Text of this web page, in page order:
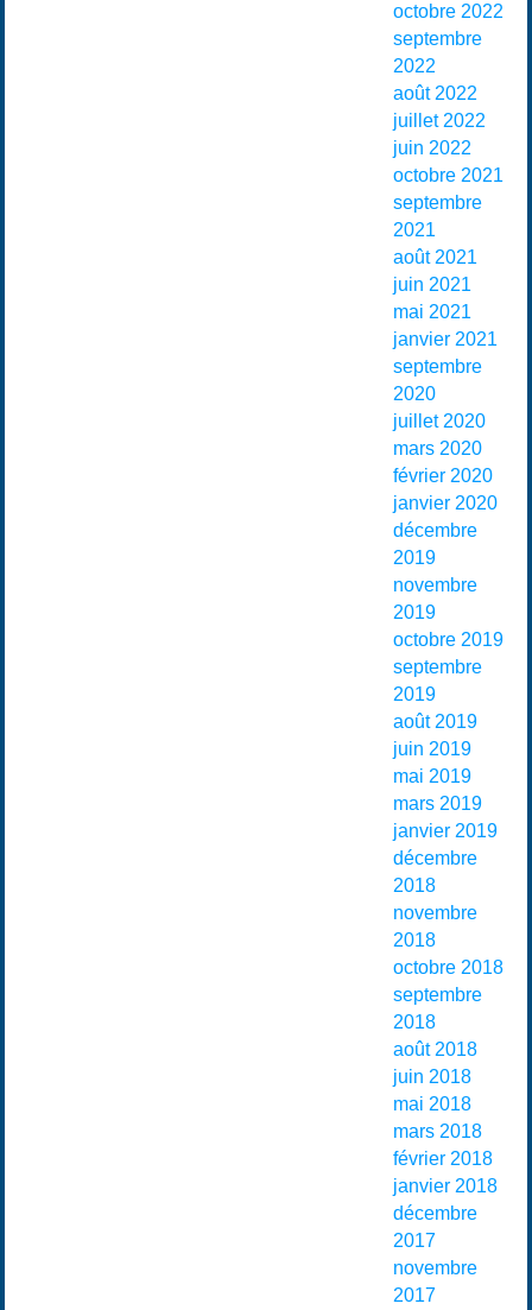
octobre 2022
septembre
2022
août 2022
juillet 2022
juin 2022
octobre 2021
septembre
2021
août 2021
juin 2021
mai 2021
janvier 2021
septembre
2020
juillet 2020
mars 2020
février 2020
janvier 2020
décembre
2019
novembre
2019
octobre 2019
septembre
2019
août 2019
juin 2019
mai 2019
mars 2019
janvier 2019
décembre
2018
novembre
2018
octobre 2018
septembre
2018
août 2018
juin 2018
mai 2018
mars 2018
février 2018
janvier 2018
décembre
2017
novembre
2017